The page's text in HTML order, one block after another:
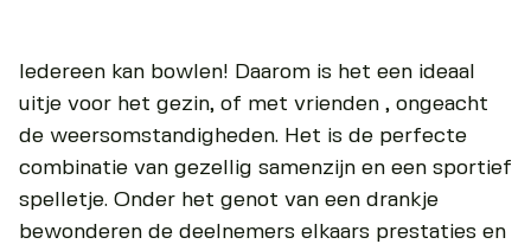
Iedereen kan bowlen! Daarom is het een ideaal
uitje voor het gezin, of met vrienden , ongeacht
de weersomstandigheden. Het is de perfecte
combinatie van gezellig samenzijn en een sportief
spelletje. Onder het genot van een drankje
bewonderen de deelnemers elkaars prestaties en